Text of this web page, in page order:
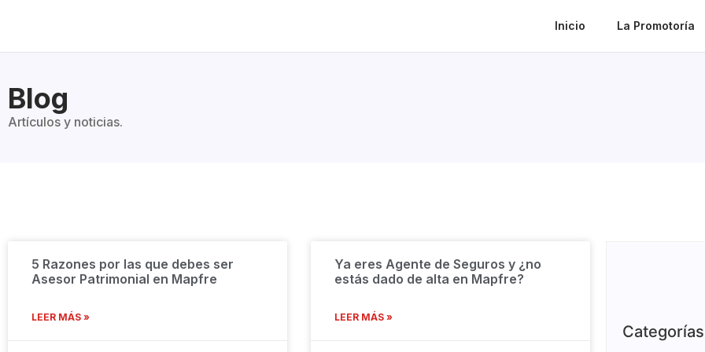
Inicio La Promotoría
Blog
Artículos y noticias.
5 Razones por las que debes ser
Asesor Patrimonial en Mapfre
LEER MÁS »
Ya eres Agente de Seguros y ¿no
estás dado de alta en Mapfre?
LEER MÁS »
Categorías